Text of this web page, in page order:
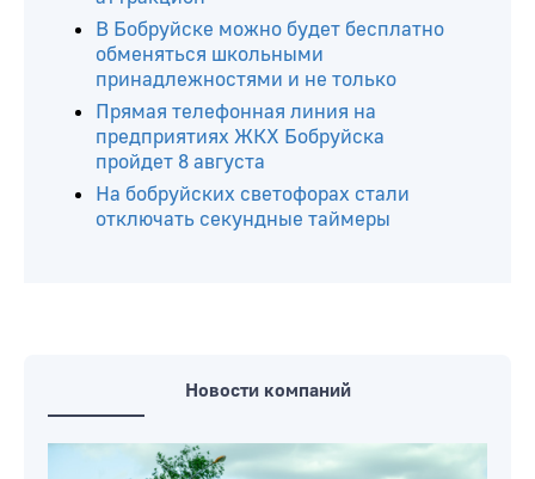
В Бобруйске можно будет бесплатно
обменяться школьными
принадлежностями и не только
Прямая телефонная линия на
предприятиях ЖКХ Бобруйска
пройдет 8 августа
На бобруйских светофорах стали
отключать секундные таймеры
Новости компаний